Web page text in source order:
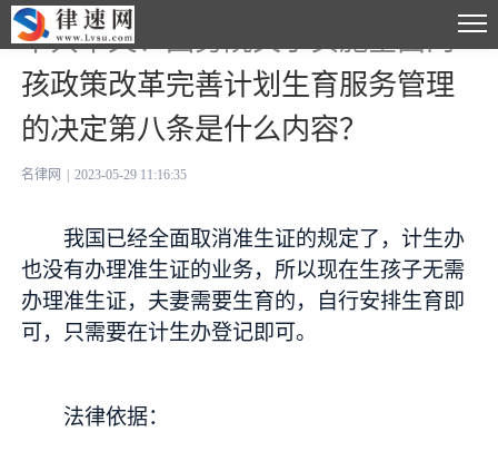
中共中央、国务院关于实施全面两
孩政策改革完善计划生育服务管理
的决定第八条是什么内容？
名律网 2023-05-29 11:16:35
我国已经全面取消准生证的规定了，计生办
也没有办理准生证的业务，所以现在生孩子无需
办理准生证，夫妻需要生育的，自行安排生育即
可，只需要在计生办登记即可。
法律依据：